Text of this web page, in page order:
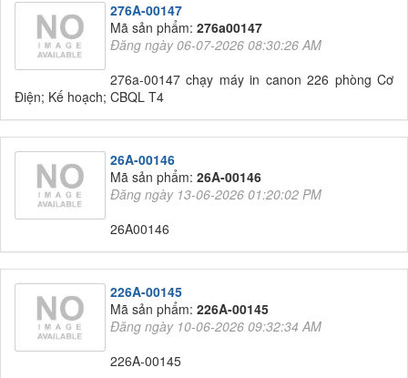
276A-00147
Mã sản phẩm: 276a00147
Đăng ngày 06-07-2026 08:30:26 AM
276a-00147 chạy máy in canon 226 phòng Cơ
Điện; Kế hoạch; CBQL T4
26A-00146
Mã sản phẩm: 26A-00146
Đăng ngày 13-06-2026 01:20:02 PM
26A00146
226A-00145
Mã sản phẩm: 226A-00145
Đăng ngày 10-06-2026 09:32:34 AM
226A-00145